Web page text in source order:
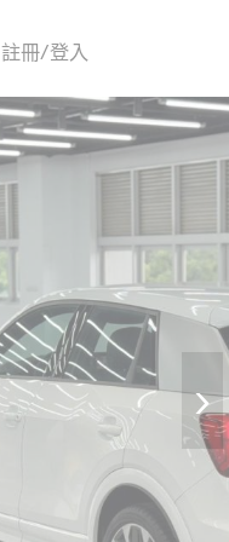
註冊/登入
›